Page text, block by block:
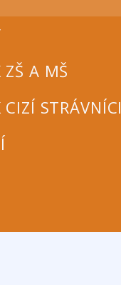
ZŠ A MŠ
CIZÍ STRÁVNÍCI